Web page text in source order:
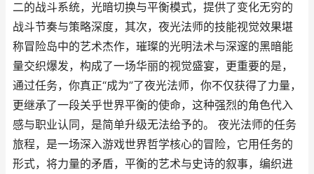
二的战斗系统，光暗切换与平衡模式，提供了变化无穷的
战斗节奏与策略深度，其次，夜光法师的技能视觉效果堪
称冒险岛中的艺术杰作，璀璨的光明法术与深邃的黑暗能
量交织爆发，构成了一场华丽的视觉盛宴，更重要的是，
通过任务，你真正“成为”了夜光法师，你不仅获得了力量，
更继承了一段关乎世界平衡的使命，这种强烈的角色代入
感与职业认同，是简单升级无法给予的。 夜光法师的任务
旅程，是一场深入游戏世界哲学核心的冒险，它用任务的
形式，将力量的矛盾，平衡的艺术与史诗的叙事，编织进